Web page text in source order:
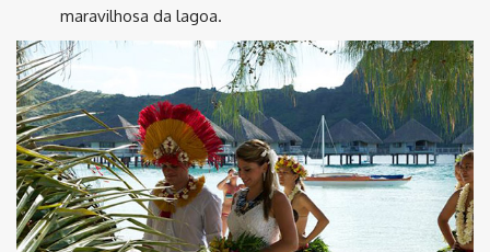
maravilhosa da lagoa.